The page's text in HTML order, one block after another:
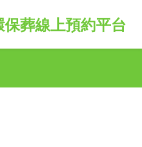
葬線上預約平台